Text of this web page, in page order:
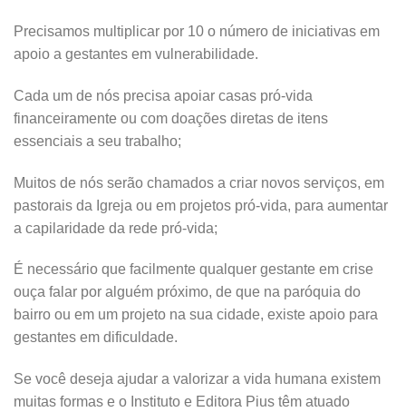
Precisamos multiplicar por 10 o número de iniciativas em
apoio a gestantes em vulnerabilidade.
Cada um de nós precisa apoiar casas pró-vida
financeiramente ou com doações diretas de itens
essenciais a seu trabalho;
Muitos de nós serão chamados a criar novos serviços, em
pastorais da Igreja ou em projetos pró-vida, para aumentar
a capilaridade da rede pró-vida;
É necessário que facilmente qualquer gestante em crise
ouça falar por alguém próximo, de que na paróquia do
bairro ou em um projeto na sua cidade, existe apoio para
gestantes em dificuldade.
Se você deseja ajudar a valorizar a vida humana existem
muitas formas e o Instituto e Editora Pius têm atuado